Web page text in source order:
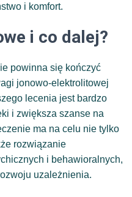
i komfort.
i co dalej?
powinna się kończyć
jonowo-elektrolitowej
lecenia jest bardzo
i zwiększa szanse na
ma na celu nie tylko
rozwiązanie
i behawioralnych,
uzależnienia.